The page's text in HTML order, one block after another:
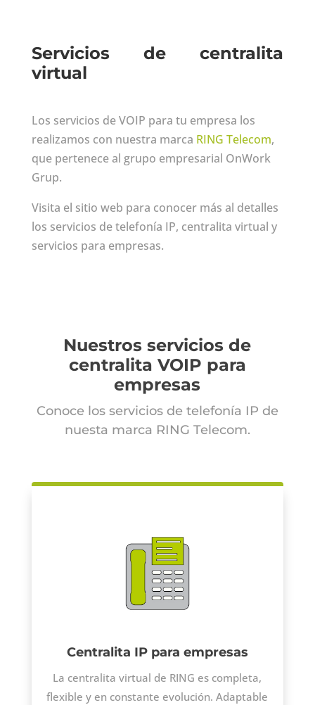
Servicios de centralita
virtual
Los servicios de VOIP para tu empresa los
realizamos con nuestra marca RING Telecom,
que pertenece al grupo empresarial OnWork
Grup.
Visita el sitio web para conocer más al detalles
los servicios de telefonía IP, centralita virtual y
servicios para empresas.
Nuestros serviciosde
centralita VOIP para
empresas
Conoce los servicios de telefonía IP de
nuesta marca RING Telecom.
Centralita IP para empresas
La centralita virtual de RING es completa,
flexible y en constante evolución. Adaptable